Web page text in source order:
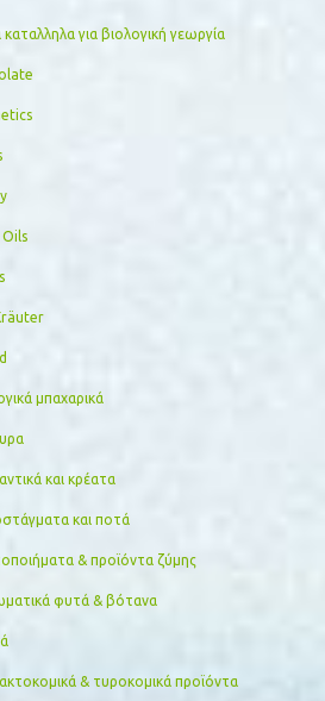
για βιολογική γεωργία
μπαχαρικά
και κρέατα
και ποτά
& προϊόντα ζύμης
φυτά & βότανα
& τυροκομικά προϊόντα